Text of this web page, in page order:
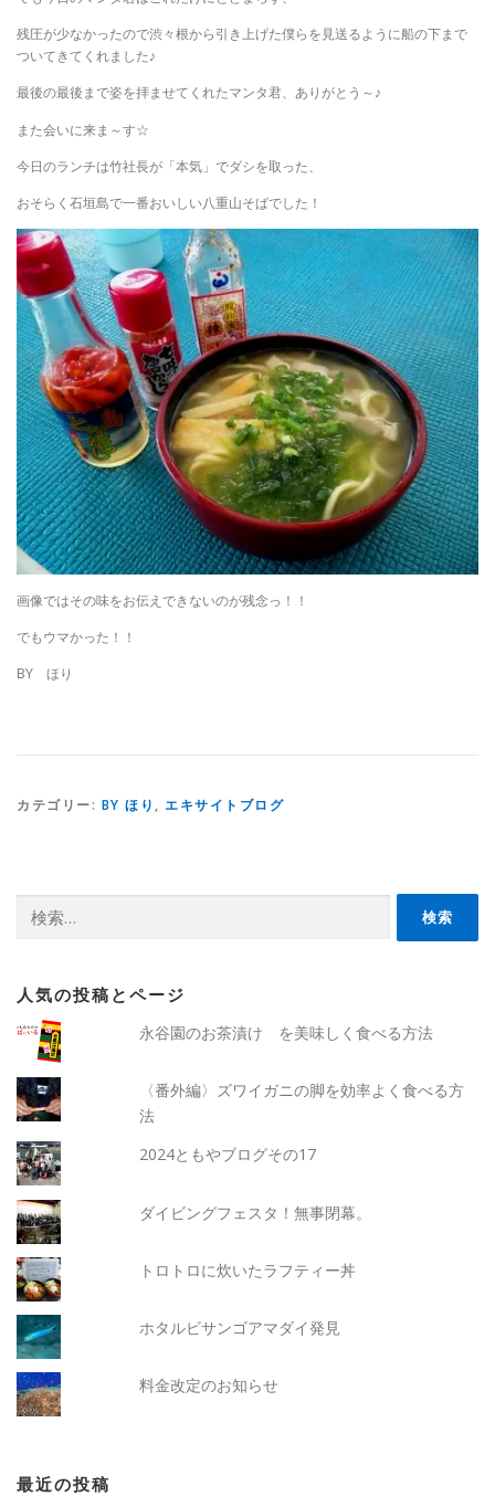
残圧が少なかったので渋々根から引き上げた僕らを見送るように船の下まで
ついてきてくれました♪
最後の最後まで姿を拝ませてくれたマンタ君、ありがとう～♪
また会いに来ま～す☆
今日のランチは竹社長が「本気」でダシを取った、
おそらく石垣島で一番おいしい八重山そばでした！
画像ではその味をお伝えできないのが残念っ！！
でもウマかった！！
BY ほり
カテゴリー: BY ほり , エキサイトブログ
索:
人気の投稿とページ
永谷園のお茶漬け を美味しく食べる方法
〈番外編〉ズワイガニの脚を効率よく食べる方
法
2024ともやブログその17
ダイビングフェスタ！無事閉幕。
トロトロに炊いたラフティー丼
ホタルビサンゴアマダイ発見
料金改定のお知らせ
最近の投稿